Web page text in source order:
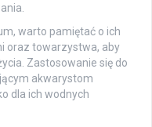
warto pamiętać o ich
oraz towarzystwa, aby
Zastosowanie się do
akwarystom
dla ich wodnych